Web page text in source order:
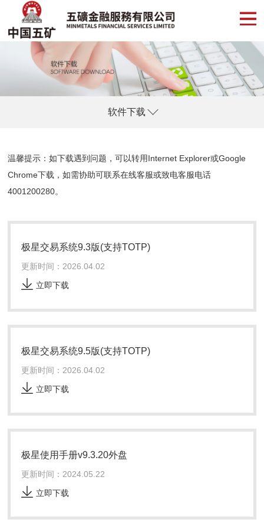
软件下载
温馨提示：如下载遇到问题，可以转用Internet Explorer或Google
Chrome下载，如需协助可联系在线客服或致电客服电话
4001200280。
极星交易系统9.3版(支持TOTP)
更新时间：2026.04.02
立即下载
极星交易系统9.5版(支持TOTP)
更新时间：2026.04.02
立即下载
极星使用手册v9.3.20外盘
更新时间：2024.05.22
立即下载